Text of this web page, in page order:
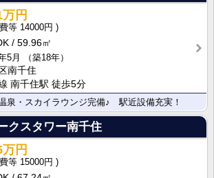
円
14000円
59.96㎡
5月
（築18年）
南千住
南千住駅 徒歩5分
泉・スカイラウンジ完備♪ 駅近設備充実！
クスタワー南千住
円
15000円